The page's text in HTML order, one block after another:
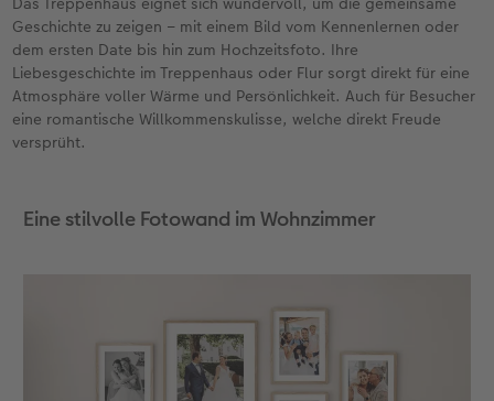
Geschichte zu zeigen – mit einem Bild vom Kennenlernen oder
dem ersten Date bis hin zum Hochzeitsfoto. Ihre
Liebesgeschichte im Treppenhaus oder Flur sorgt direkt für eine
Atmosphäre voller Wärme und Persönlichkeit. Auch für Besucher
eine romantische Willkommenskulisse, welche direkt Freude
versprüht.
Eine stilvolle Fotowand im Wohnzimmer